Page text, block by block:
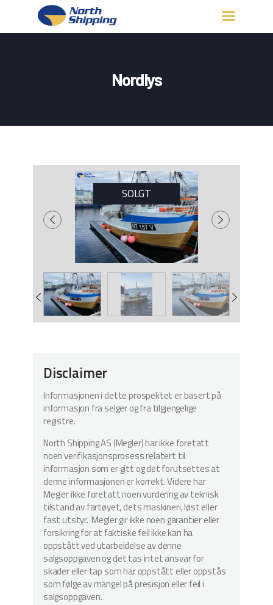
Nordlys
KONTAKT OSS
SOLGT
Disclaimer
Informasjonen i dette prospektet er basert på
informasjon fra selger og fra tilgjengelige
registre.
North Shipping AS (Megler) har ikke foretatt
noen verifikasjonsprosess relatert til
informasjon som er gitt og det forutsettes at
denne informasjonen er korrekt. Videre har
Megler ikke foretatt noen vurdering av teknisk
tilstand av fartøyet, dets maskineri, løst eller
fast utstyr. Megler gir ikke noen garantier eller
forsikring for at faktiske feil ikke kan ha
oppstått ved utarbeidelse av denne
salgsoppgaven og det tas intet ansvar for
skader eller tap som har oppstått eller oppstås
som følge av mangel på presisjon eller feil i
salgsoppgaven.